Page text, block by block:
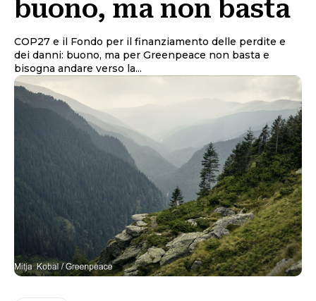
buono, ma non basta
COP27 e il Fondo per il finanziamento delle perdite e
dei danni: buono, ma per Greenpeace non basta e
bisogna andare verso la...